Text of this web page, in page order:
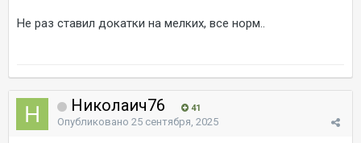
Не раз ставил докатки на мелких, все норм..
Николаич76 41
Опубликовано 25 сентября, 2025